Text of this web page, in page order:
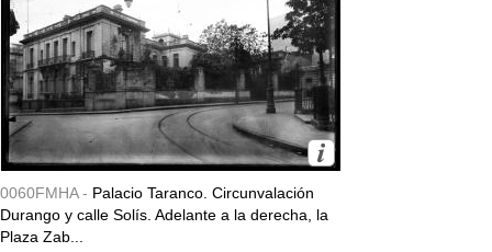
0060FMHA - Palacio Taranco. Circunvalación
Durango y calle Solís. Adelante a la derecha, la
Plaza Zab...